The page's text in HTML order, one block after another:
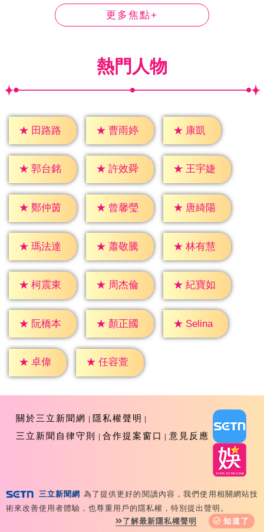
更多焦點+
熱門人物
★ 田路路 ★ 曹雨婷 ★ 康凱
★ 郭台銘 ★ 許效舜 ★ 王宇婕
★ 鄭仲茵 ★ 曾馨瑩 ★ 唐綺陽
★ 瑪法達 ★ 蕭敬騰 ★ 林有慧
★ 柯震東 ★ 周杰倫 ★ 紀寶如
★ 阮橋本 ★ 顏正國 ★ Selina
★ 卓偉 ★ 任容萱
關於三立新聞網
隱私權聲明
三立新聞自律守則
合作提案窗口 意見反應
Copyright ©2026 Sanlih E-Television All Rights
Reserved 版權所有 盜用必究 台北市內湖區舊宗路一段159
號 02-8792-8888
三立新聞網 為了提供更好的閱讀內容，我們使用相關網站技
術來改善使用者體驗，也尊重用戶的隱私權，特別提出聲明。
了解最新隱私權聲明
知道了